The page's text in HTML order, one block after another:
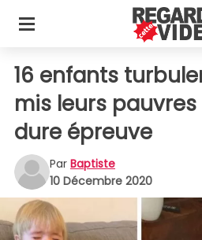
16 enfants
mis leurs
dure épreuve
Par Baptiste
10 Décembre 2020